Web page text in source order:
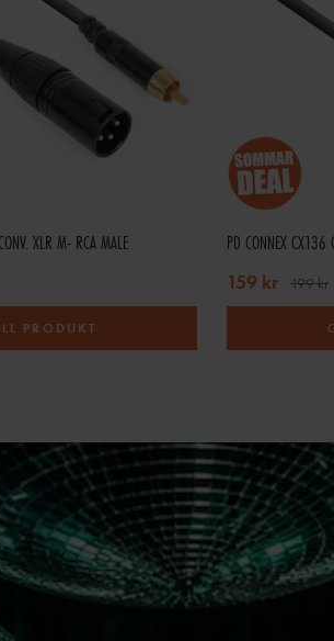
XLR M- RCA MALE
PRODUKT
PD CONNEX CX136
159 kr
199 kr